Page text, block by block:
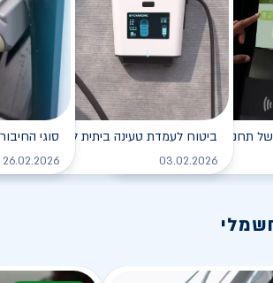
תחנת הדלק?
לקריאה
ביטוח לעמדת טעינה ביתית לרכב החשמלי
03.02.2026
סוגי
26.02.2026